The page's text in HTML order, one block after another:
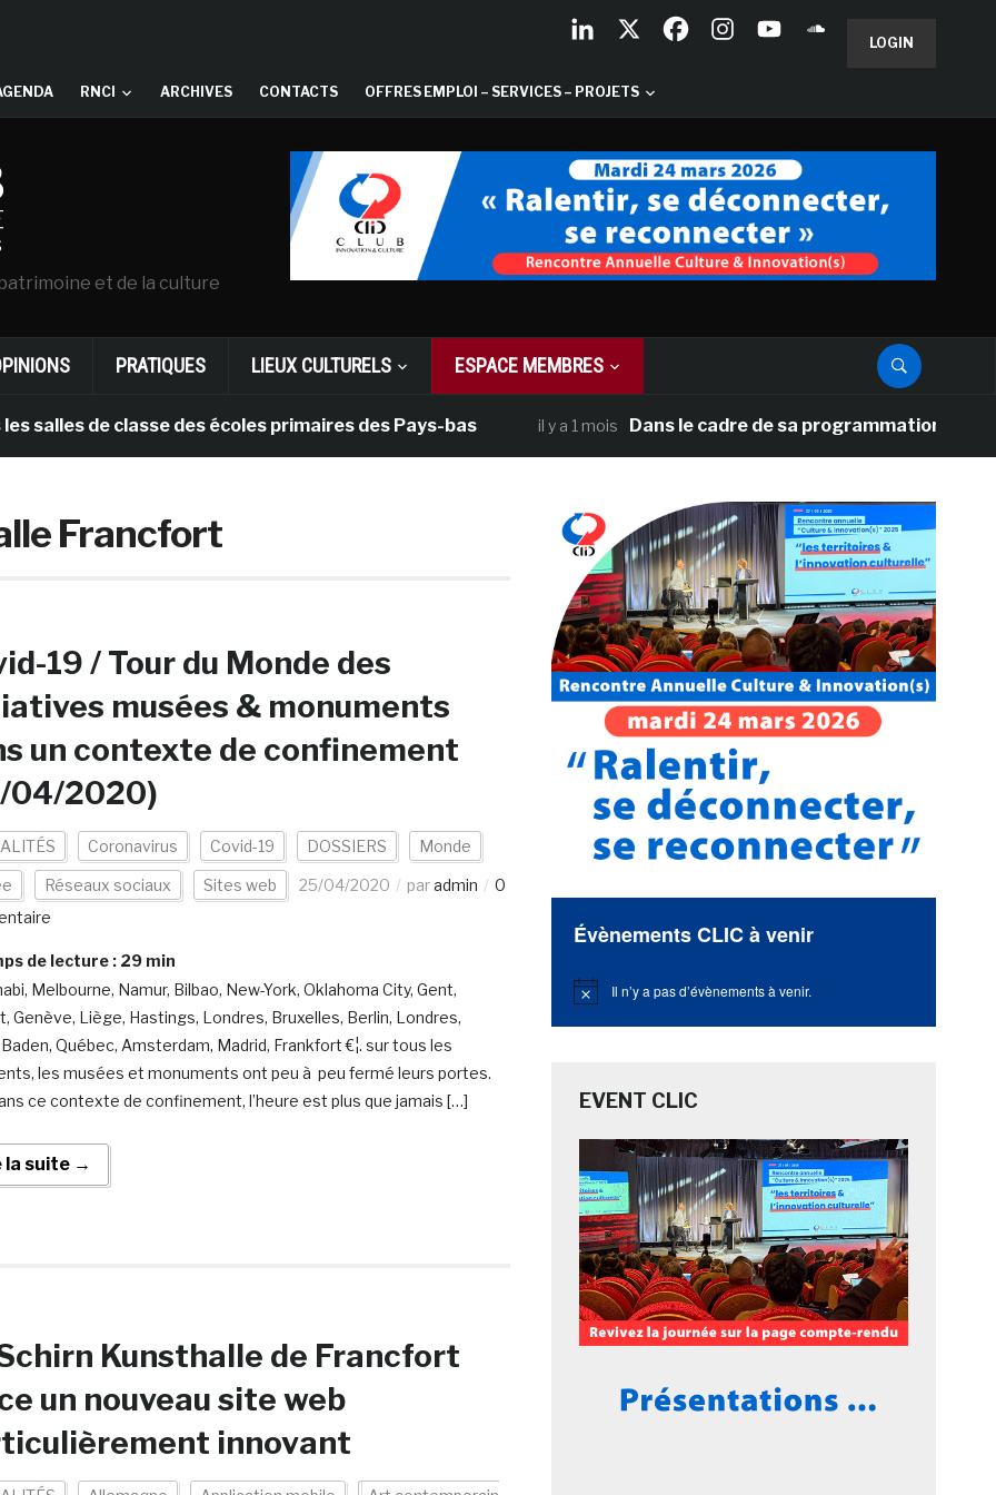
LOGIN
RNCI ARCHIVES CONTACTS OFFRES EMPLOI – SERVICES – PROJETS
et de la culture
PRATIQUES LIEUX CULTURELS ESPACE MEMBRES
de classe des écoles primaires des Pays-bas il y a 1 mois Dans le cadre de sa programmation
Francfort
19 / Tour du Monde des
musées & monuments
un contexte de confinement
04/2020)
Coronavirus Covid-19 DOSSIERS Monde
Réseaux sociaux Sites web 25/04/2020 paradmin
0
de lecture : 29 min
Melbourne, Namur, Bilbao, New-York, Oklahoma City, Gent,
Genève, Liège, Hastings, Londres, Bruxelles, Berlin, Londres,
Québec, Amsterdam, Madrid, Frankfort €¦. sur tous les
les musées et monuments ont peu à peu fermé leurs portes.
ce contexte de confinement, l’heure est plus que jamais […]
la suite →
Kunsthalle de Francfort
un nouveau site web
innovant
Évènements CLIC à venir
Notice Il n’y a pas d’évènements à venir.
EVENT CLIC